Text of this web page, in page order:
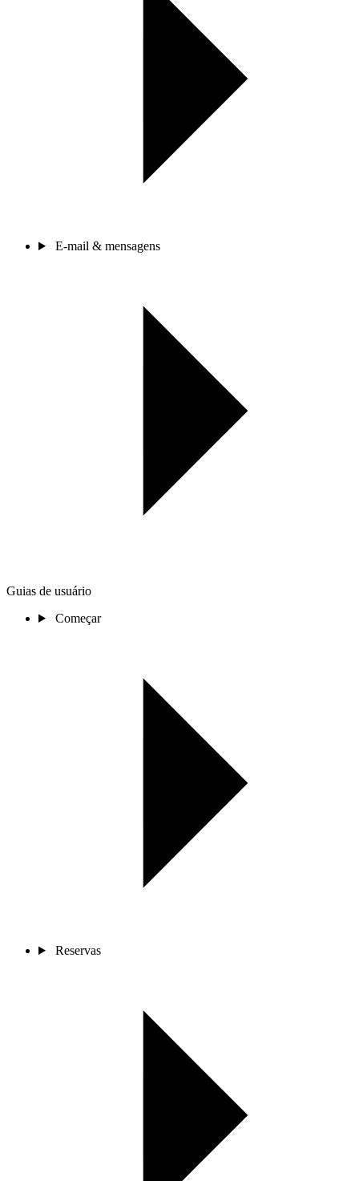
E-mail & mensagens
Guias de usuário
Começar
Reservas